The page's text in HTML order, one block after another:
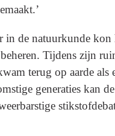
in de natuurkunde
Tijdens zijn
terug op aarde
generaties kan